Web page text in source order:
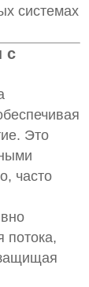
системах
с
Это
часто
потока,